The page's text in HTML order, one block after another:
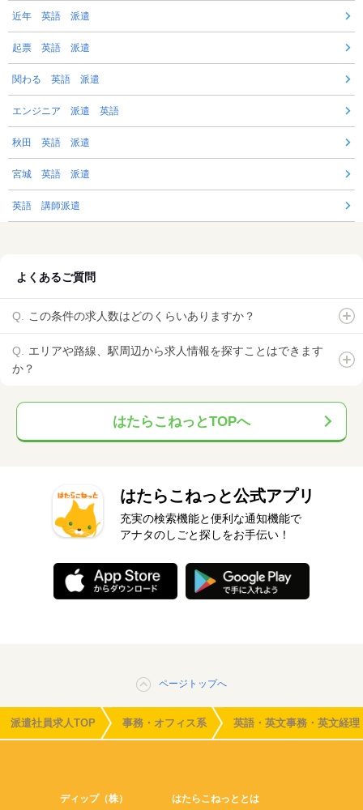
近年 英語 派遣
起票 英語 派遣
関わる 英語 派遣
エンジニア 派遣 英語
秋田 英語 派遣
宮城 英語 派遣
英語 講師派遣
よくあるご質問
この条件の求人数はどのくらいありますか？
エリアや路線、駅周辺から求人情報を探すことはできます
か？
はたらこねっとTOPへ
はたらこねっと公式アプリ
充実の検索機能と便利な通知機能で
アナタのしごと探しをお手伝い！
ページトップへ
派遣社員求人TOP 事務・オフィス系 英語・英文事務・英文経理
ディップ（株） はたらこねっととは